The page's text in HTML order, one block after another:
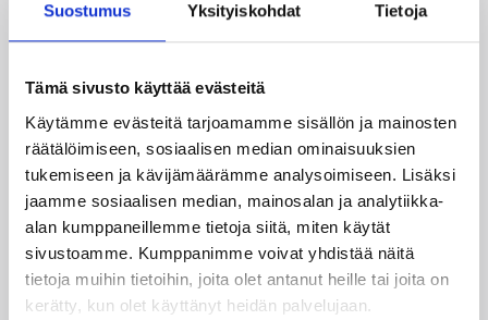
Suostumus Yksityiskohdat Tietoja
Tämä sivusto käyttää evästeitä
Käytämme evästeitä tarjoamamme sisällön ja mainosten
räätälöimiseen, sosiaalisen median ominaisuuksien
tukemiseen ja kävijämäärämme analysoimiseen. Lisäksi
jaamme sosiaalisen median, mainosalan ja analytiikka-
alan kumppaneillemme tietoja siitä, miten käytät
sivustoamme. Kumppanimme voivat yhdistää näitä
tietoja muihin tietoihin, joita olet antanut heille tai joita on
kerätty, kun olet käyttänyt heidän palvelujaan.
a
7
1
.
tz
–
Nok
1
0
Lappee
alo
l
a
7
.
1
0
Pu
Hu
–
Esp
oo
Tea
m
1
4
3
Myyrm
äen
urheilut
alo
7
1